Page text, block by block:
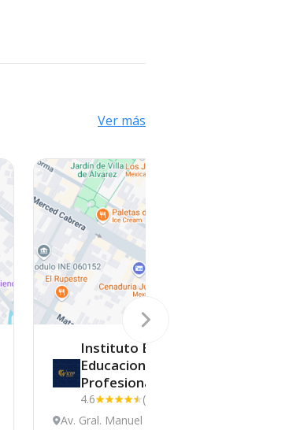
Ver más
Instituto En
Educacion
Profesional
4.6
(33)
Av. Gral. Manuel Álva